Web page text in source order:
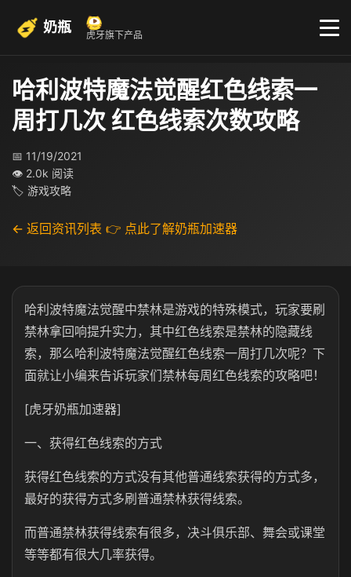
奶瓶 虎牙旗下产品
哈利波特魔法觉醒红色线索一
周打几次 红色线索次数攻略
📅 11/19/2021
👁 2.0k 阅读
🏷 游戏攻略
← 返回资讯列表 👉 点此了解奶瓶加速器
哈利波特魔法觉醒中禁林是游戏的特殊模式，玩家要刷
禁林拿回响提升实力，其中红色线索是禁林的隐藏线
索，那么哈利波特魔法觉醒红色线索一周打几次呢？下
面就让小编来告诉玩家们禁林每周红色线索的攻略吧！
[虎牙奶瓶加速器]
一、获得红色线索的方式
获得红色线索的方式没有其他普通线索获得的方式多，
最好的获得方式多刷普通禁林获得线索。
而普通禁林获得线索有很多，决斗俱乐部、舞会或课堂
等等都有很大几率获得。